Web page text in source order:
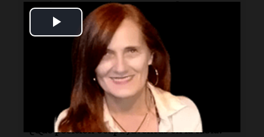
Play
Video
¿Qué equipo ganó en la jornada?
El Inter venció 3-0 a Lazio, mientras que
Juventus ganó 1-0 a Lecce.
¿Quién destacó en el partido del Inter?
Lautaro Martínez fue la figura, anotando
un gol y asistiendo en otro.
¿Qué posición ocupa Juventus en la tabla?